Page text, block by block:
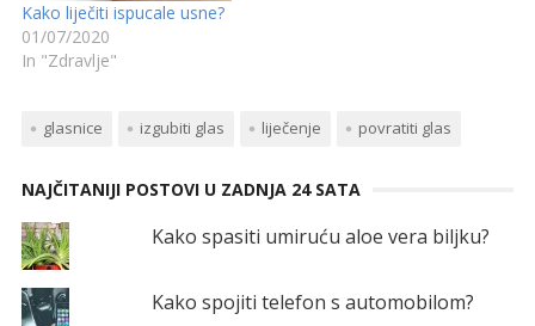
Kako liječiti ispucale usne?
01/07/2020
In "Zdravlje"
glasnice izgubiti glas liječenje povratiti glas
NAJČITANIJI POSTOVI U ZADNJA 24 SATA
Kako spasiti umiruću aloe vera biljku?
Kako spojiti telefon s automobilom?